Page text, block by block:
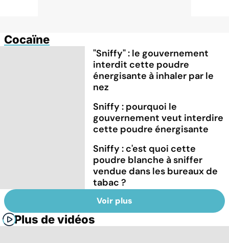
Cocaïne
"Sniffy" : le gouvernement
interdit cette poudre
énergisante à inhaler par le
nez
Sniffy : pourquoi le
gouvernement veut interdire
cette poudre énergisante
Sniffy : c'est quoi cette
poudre blanche à sniffer
vendue dans les bureaux de
tabac ?
Voir plus
Plus de vidéos